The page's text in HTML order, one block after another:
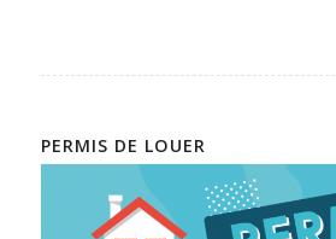
PERMIS DE LOUER